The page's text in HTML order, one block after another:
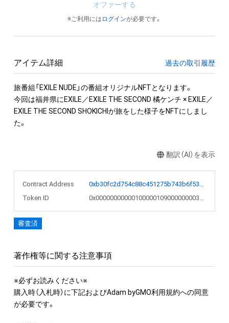
オファーする
※ご利用には ログインが必要です。
アイテム詳細 過去の取引履歴
旅番組「EXILE NUDE」の番組オリジナルNFTとなります。
今回は福井県にEXILE／EXILE THE SECOND 橘ケンチ × EXILE／
EXILE THE SECOND SHOKICHIが旅をした様子をNFTにしまし
た。
翻訳（AI）を表示
Contract Address
0xb30fc2d754c88c451275b743b6f530f19f643683
Token ID
0x00000000000100000109000000003a52
審査済
著作権等に関する注意事項
※必ずお読みください※
購入時（入札時）に下記およびAdam byGMO利用規約への同意
が必要です。